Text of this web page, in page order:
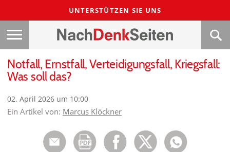
UNTERSTÜTZEN SIE UNS
Notfall, Ernstfall, Verteidigungsfall, Kriegsfall:
Was soll das?
02. April 2026 um 10:00
Ein Artikel von: Marcus Klöckner